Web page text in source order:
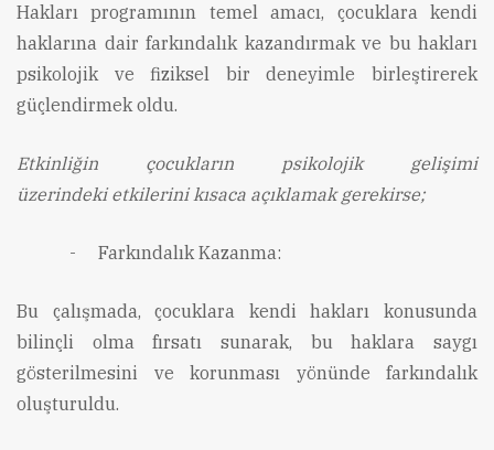
Hakları programının temel amacı, çocuklara kendi
haklarına dair farkındalık kazandırmak ve bu hakları
psikolojik ve fiziksel bir deneyimle birleştirerek
güçlendirmek oldu.
Etkinliğin çocukların psikolojik gelişimi
üzerindeki etkilerini kısaca açıklamak gerekirse;
- Farkındalık Kazanma:
Bu çalışmada, çocuklara kendi hakları konusunda
bilinçli olma fırsatı sunarak, bu haklara saygı
gösterilmesini ve korunması yönünde farkındalık
oluşturuldu.